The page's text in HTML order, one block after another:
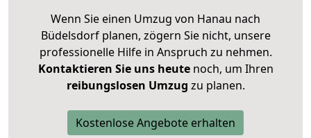
Wenn Sie einen Umzug von Hanau nach
Büdelsdorf planen, zögern Sie nicht, unsere
professionelle Hilfe in Anspruch zu nehmen.
Kontaktieren Sie uns heutenoch, um Ihren
reibungslosen Umzug zu planen.
Kostenlose Angebote erhalten